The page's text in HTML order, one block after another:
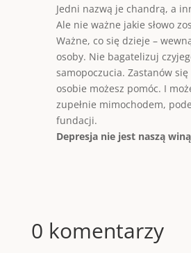
Jedni nazwą je chandrą, a
Ale nie ważne jakie słowo
Ważne, co się dzieje –
osoby. Nie bagatelizuj
samopoczucia. Zastanów
osobie możesz pomóc. I
zupełnie mimochodem,
fundacji.
Depresja nie jest naszą
0 komentarzy